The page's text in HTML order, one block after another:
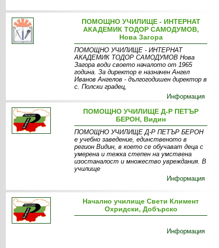
ПОМОЩНО УЧИЛИЩЕ - ИНТЕРНАТ
АКАДЕМИК ТОДОР САМОДУМОВ,
Нова Загора
ПОМОЩНО УЧИЛИЩЕ - ИНТЕРНАТ
АКАДЕМИК ТОДОР САМОДУМОВ Нова
Загора води своето началото от 1965
година. За директор е назначен Ангел
Иванов Ангелов - дългогодишен директор в
с. Полски градец,
Информация
ПОМОЩНО УЧИЛИЩЕ Д-Р ПЕТЪР
БЕРОН, Видин
ПОМОЩНО УЧИЛИЩЕ Д-Р ПЕТЪР БЕРОН
е учебно заведение, единственото в
регион Видин, в което се обучават деца с
умерена и тежка степен на умствена
изостаналост и множество увреждания. В
училище
Информация
Начално училище Свети Климент
Охридски, Добърско
Информация